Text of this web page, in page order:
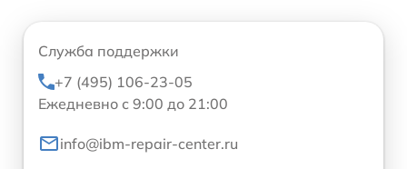
Служба поддержки
+7 (495) 106-23-05
Ежедневно с 9:00 до 21:00
info@ibm-repair-center.ru